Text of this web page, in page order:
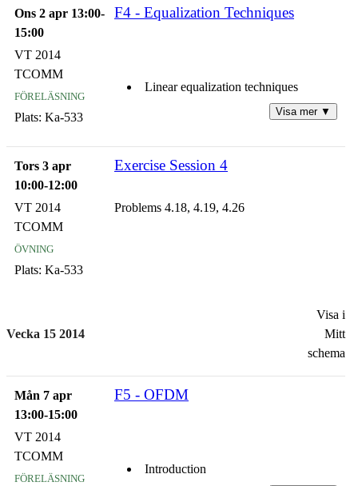
Ons 2 apr 13:00-
15:00
F4 - Equalization Techniques
VT 2014
TCOMM
föreläsning
Plats: Ka-533
Linear equalization techniques
Frequency domain equalization
Visa mer ▼
Tors 3 apr
10:00-12:00
Exercise Session 4
VT 2014
TCOMM
övning
Plats: Ka-533
Problems 4.18, 4.19, 4.26
Vecka 15 2014
Visa i
Mitt
schema
Mån 7 apr
13:00-15:00
F5 - OFDM
VT 2014
TCOMM
föreläsning Introduction